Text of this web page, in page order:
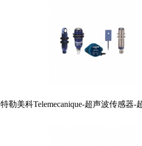
特勒美科Telemecanique-超声波传感器-